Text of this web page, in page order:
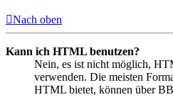
Nach oben
Kann ich HTML benutzen?
Nein, es ist nicht möglich,
verwenden. Die meisten
HTML bietet, können über